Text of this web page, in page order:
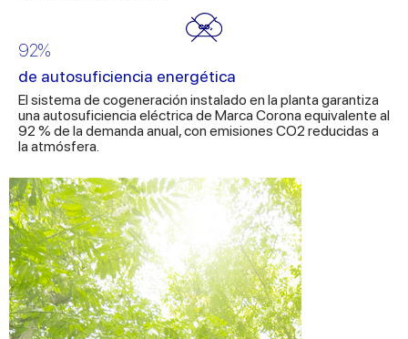
92%
de autosuficiencia energética
El sistema de cogeneración instalado en la planta garantiza
una autosuficiencia eléctrica de Marca Corona equivalente al
92 % de la demanda anual, con emisiones CO2 reducidas a
la atmósfera.